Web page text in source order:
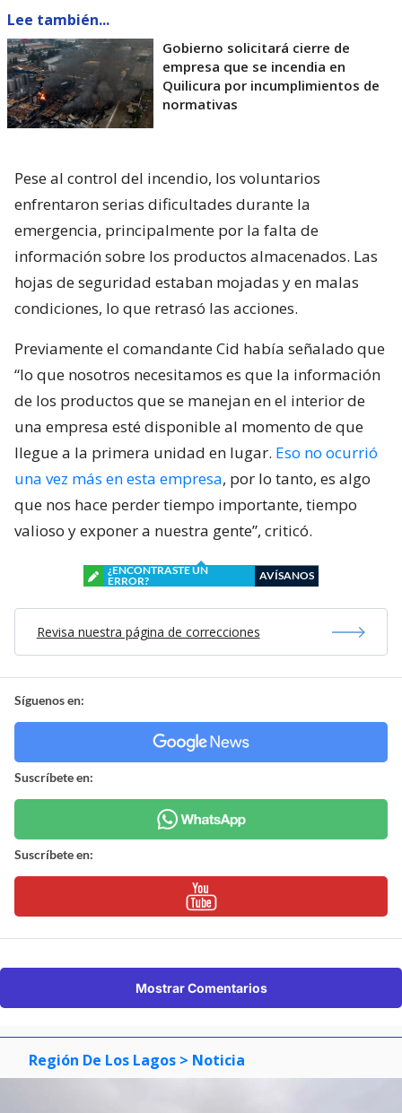
Lee también...
Gobierno solicitará cierre de
empresa que se incendia en
Quilicura por incumplimientos de
normativas
Pese al control del incendio, los voluntarios
enfrentaron serias dificultades durante la
emergencia, principalmente por la falta de
información sobre los productos almacenados. Las
hojas de seguridad estaban mojadas y en malas
condiciones, lo que retrasó las acciones.
Previamente el comandante Cid había señalado que
“lo que nosotros necesitamos es que la información
de los productos que se manejan en el interior de
una empresa esté disponible al momento de que
llegue a la primera unidad en lugar. Eso no ocurrió
una vez más en esta empresa, por lo tanto, es algo
que nos hace perder tiempo importante, tiempo
valioso y exponer a nuestra gente”, criticó.
¿ENCONTRASTE UN
ERROR?
AVÍSANOS
Revisa nuestra página de correcciones
Síguenos en:
Suscríbete en:
Suscríbete en:
Mostrar Comentarios
Región De Los Lagos > Noticia